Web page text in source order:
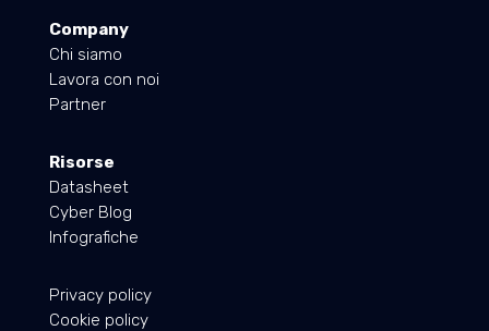
Company
Chi siamo
Lavora con noi
Partner
Risorse
Datasheet
Cyber Blog
Infografiche
Privacy policy
Cookie policy